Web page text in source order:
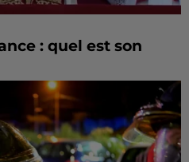
: quel est son